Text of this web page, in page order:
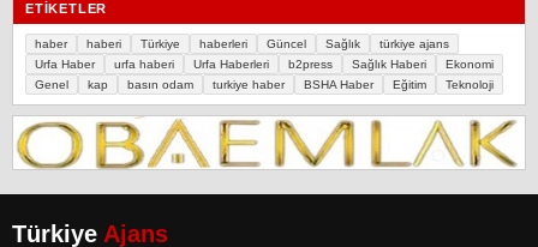
ETIKETLER
haber haberi Türkiye haberleri Güncel Sağlık
türkiye ajans
Urfa Haber
urfa haberi Urfa Haberleri b2press Sağlık Haberi
Ekonomi
Genel
kap basın odam turkiye haber BSHA Haber Eğitim Teknoloji
Türkiye Ajans